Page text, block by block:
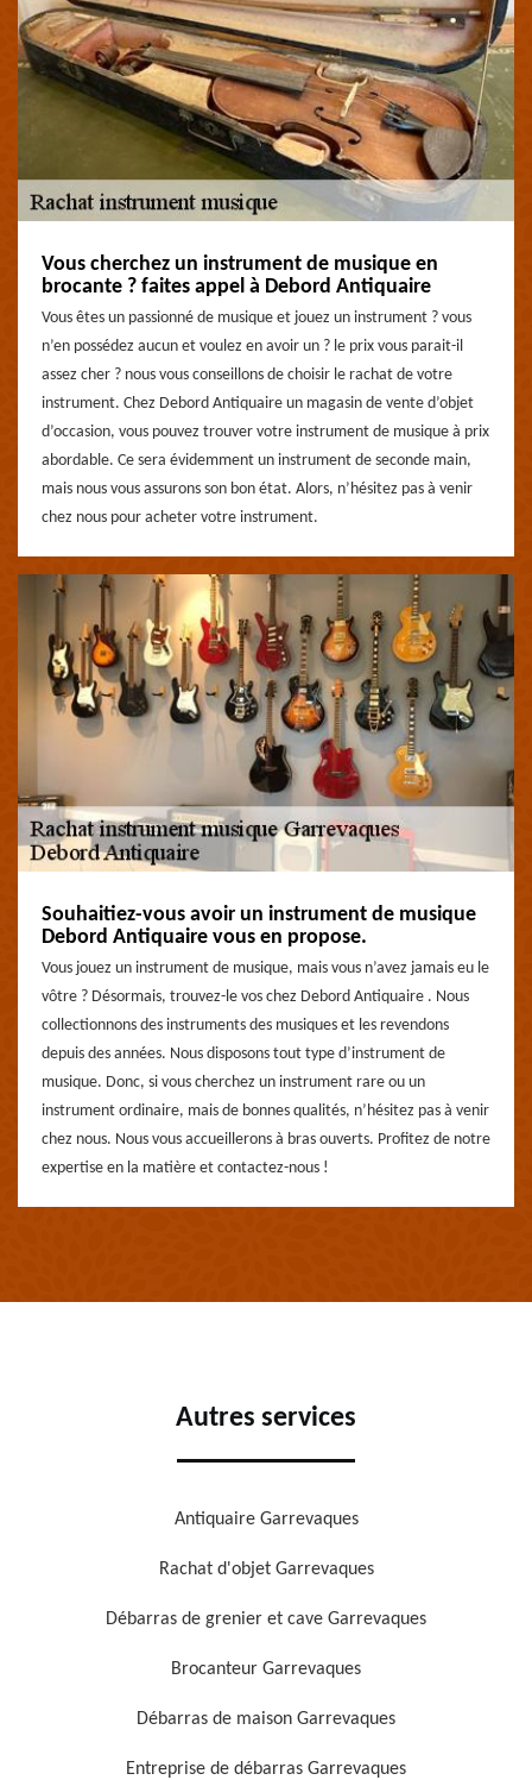
Vous cherchez un instrument de musique en
brocante ? faites appel à Debord Antiquaire
Vous êtes un passionné de musique et jouez un instrument ? vous
n’en possédez aucun et voulez en avoir un ? le prix vous parait-il
assez cher ? nous vous conseillons de choisir le rachat de votre
instrument. Chez Debord Antiquaire un magasin de vente d’objet
d’occasion, vous pouvez trouver votre instrument de musique à prix
abordable. Ce sera évidemment un instrument de seconde main,
mais nous vous assurons son bon état. Alors, n’hésitez pas à venir
chez nous pour acheter votre instrument.
Souhaitiez-vous avoir un instrument de musique
Debord Antiquaire vous en propose.
Vous jouez un instrument de musique, mais vous n’avez jamais eu le
vôtre ? Désormais, trouvez-le vos chez Debord Antiquaire . Nous
collectionnons des instruments des musiques et les revendons
depuis des années. Nous disposons tout type d’instrument de
musique. Donc, si vous cherchez un instrument rare ou un
instrument ordinaire, mais de bonnes qualités, n’hésitez pas à venir
chez nous. Nous vous accueillerons à bras ouverts. Profitez de notre
expertise en la matière et contactez-nous !
Autres services
Antiquaire Garrevaques
Rachat d'objet Garrevaques
Débarras de grenier et cave Garrevaques
Brocanteur Garrevaques
Débarras de maison Garrevaques
Entreprise de débarras Garrevaques